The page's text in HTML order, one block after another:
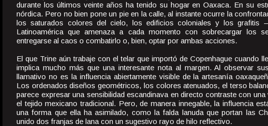
durante los últimos veinte años ha tenido su hogar en Oaxaca. En su
nórdica. Pero no bien pone un pie en la calle, al instante ocurre la
los saturados colores del cielo, los edificios coloniales y los grafitis
Latinoamérica que amenaza a cada momento con sobrecargar los
entregarse al caos o combatirlo o, bien, optar por ambas acciones.
El que Trine aún trabaje con el telar que importó de Copenhague cuando
implica mucho más que una interesante nota al margen. Al observar
llamativo no es la influencia abiertamente visible de la artesanía
Los ordenados diseños geométricos, los colores atenuados, el terso
parece expresar una sensibilidad escandinava en directo contraste con
el tejido mexicano tradicional. Pero, de manera innegable, la influencia
una forma que ella ha asimilado, como la falda lanuda que portan las
unido dos franjas de lana con un sugestivo rayo de hilo reflectivo.